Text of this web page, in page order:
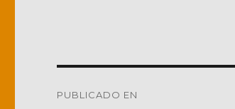
PUBLICADO EN